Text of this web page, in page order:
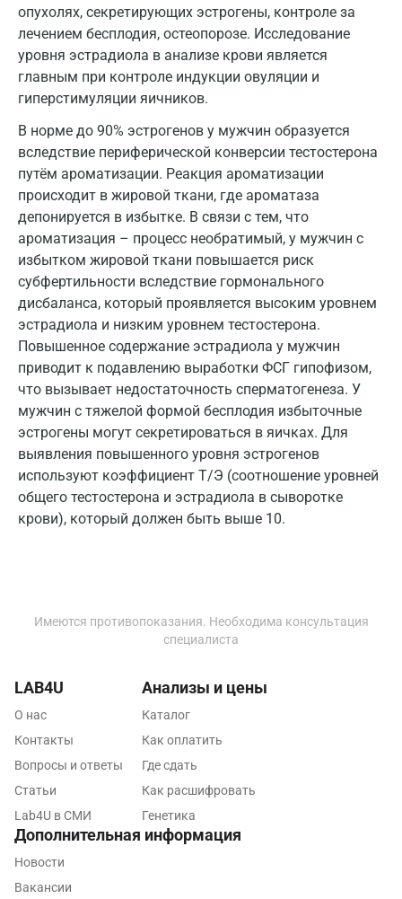
опухолях, секретирующих эстрогены, контроле за
лечением бесплодия, остеопорозе. Исследование
уровня эстрадиола в анализе крови является
главным при контроле индукции овуляции и
гиперстимуляции яичников.
В норме до 90% эстрогенов у мужчин образуется
вследствие периферической конверсии тестостерона
путём ароматизации. Реакция ароматизации
происходит в жировой ткани, где ароматаза
депонируется в избытке. В связи с тем, что
ароматизация – процесс необратимый, у мужчин с
избытком жировой ткани повышается риск
субфертильности вследствие гормонального
дисбаланса, который проявляется высоким уровнем
эстрадиола и низким уровнем тестостерона.
Повышенное содержание эстрадиола у мужчин
приводит к подавлению выработки ФСГ гипофизом,
что вызывает недостаточность сперматогенеза. У
мужчин с тяжелой формой бесплодия избыточные
эстрогены могут секретироваться в яичках. Для
выявления повышенного уровня эстрогенов
используют коэффициент Т/Э (соотношение уровней
общего тестостерона и эстрадиола в сыворотке
крови), который должен быть выше 10.
Обнинск
Одинцово
Омск
Орел
Оренбург
Орехово-Зуево
Павловский посад
Пенза
Пермь
Петрозаводск
Подольск
Псков
Пушкин
Пушкино
Пятигорск
Рязань
Сергиев Посад
Серпухов
Смоленск
Сочи
Имеются противопоказания. Необходима консультация
специалиста
LAB4U
О нас
Контакты
Вопросы и ответы
Статьи
Lab4U в СМИ
Анализы и цены
Каталог
Как оплатить
Где сдать
Как расшифровать
Генетика
Дополнительная информация
Новости
Вакансии